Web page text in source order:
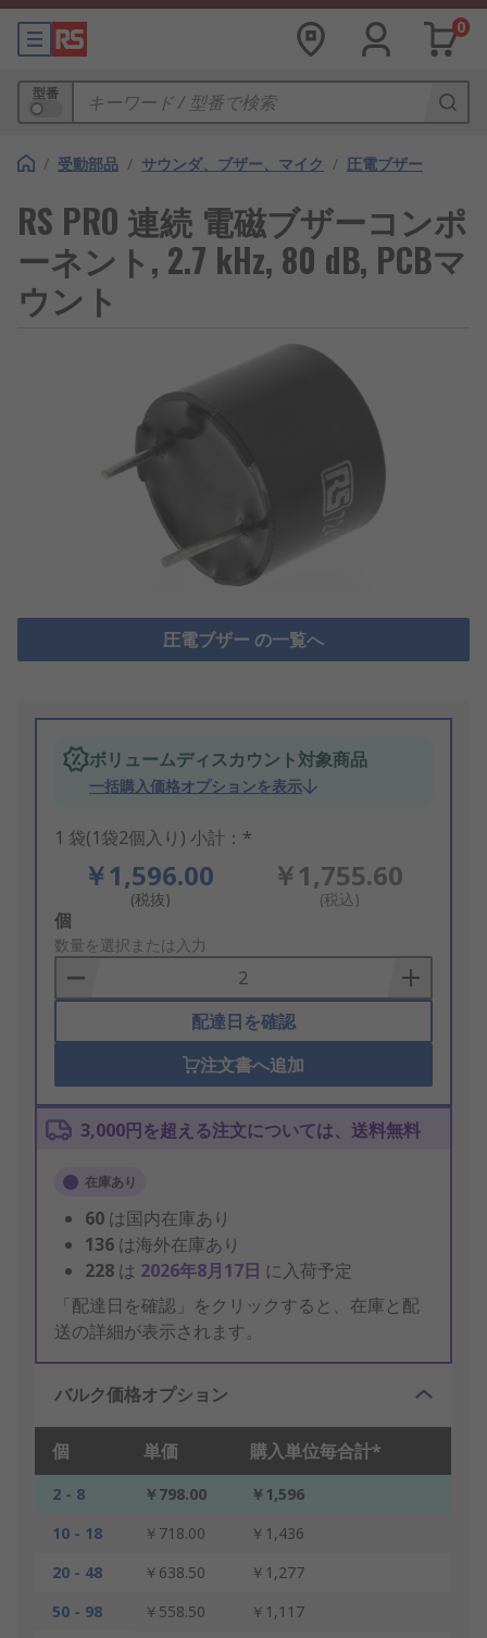
0
型番
/ 受動部品 / サウンダ、ブザー、マイク / 圧電ブザー
RS PRO 連続 電磁ブザーコンポ
ーネント, 2.7 kHz, 80 dB, PCBマ
ウント
圧電ブザー の一覧へ
ボリュームディスカウント対象商品
一括購入価格オプションを表示
1 袋(1袋2個入り) 小計：*
￥1,596.00
(税抜)
￥1,755.60
(税込)
Add
to
Basket
個
数量を選択または入力
配達日を確認
注文書へ追加
3,000円を超える注文については、送料無料
在庫あり
60 は国内在庫あり
136 は海外在庫あり
228 は 2026年8月17日 に入荷予定
「配達日を確認」をクリックすると、在庫と配
送の詳細が表示されます。
バルク価格オプション
個 単価 購入単位毎合計*
2 - 8 ￥798.00
￥1,596
10 - 18
￥718.00
￥1,436
20 - 48
￥638.50
￥1,277
50 - 98
￥558.50
￥1,117